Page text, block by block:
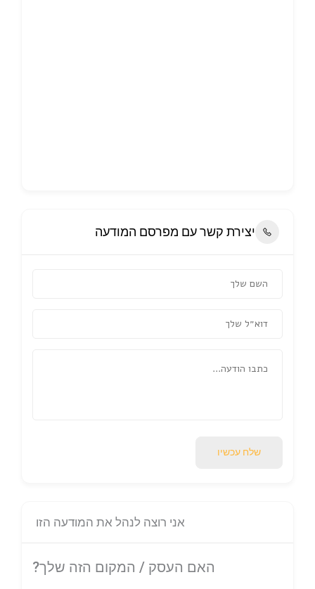
יצירת קשר עם מפרסם המודעה
שלח עכשיו
אני רוצה לנהל את המודעה הזו
האם העסק / המקום הזה שלך?